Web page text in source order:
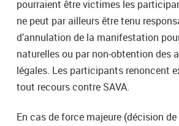
pourraient être victimes les
ne peut par ailleurs être tenu
d’annulation de la manifestation
naturelles ou par non-obtention des
légales. Les participants renoncent
tout recours contre SAVA.
En cas de force majeure (décision de